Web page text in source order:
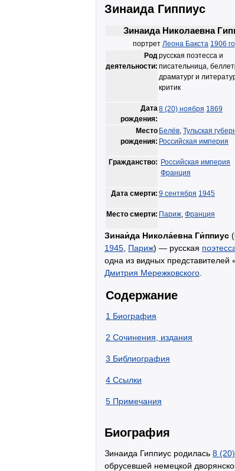
Зинаида Гиппиус
Зинаида Николаевна
портрет Леона Бакста 1906
Род
деятельности:
русская поэтесса и
писательница,
драматург и
критик
Дата
рождения:
8 (20) ноября 1869
Место
рождения:
Белёв, Тульская
Российская империя
Гражданство: Российская империя
Франция
Дата смерти: 9 сентября 1945
Место смерти: Париж, Франция
Зинаи́да Никола́евна Ги́ппиус
1945 Париж) — русская
одна из видных представителей
Дмитрия Мережковского
Содержание
1 Биография
2 Сочинения, издания
3 Библиография
4 Ссылки
5 Примечания
Биография
Зинаида Гиппиус родилась 8
обрусевшей немецкой